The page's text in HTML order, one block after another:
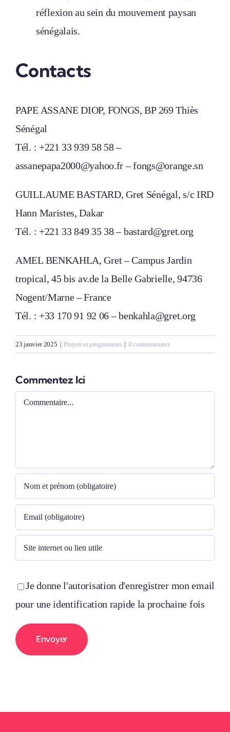
réflexion au sein du mouvement paysan
sénégalais.
Contacts
PAPE ASSANE DIOP, FONGS, BP 269 Thiès
Sénégal
Tél. : +221 33 939 58 58 –
assanepapa2000@yahoo.fr – fongs@orange.sn
GUILLAUME BASTARD, Gret Sénégal, s/c IRD
Hann Maristes, Dakar
Tél. : +221 33 849 35 38 – bastard@gret.org
AMEL BENKAHLA, Gret – Campus Jardin
tropical, 45 bis av.de la Belle Gabrielle, 94736
Nogent/Marne – France
Tél. : +33 170 91 92 06 – benkahla@gret.org
23 janvier 2025 | Projets et programmes | 0 commentaires
Commentez Ici
Comment
Je donne l'autorisation d'enregistrer mon email
pour une identification rapide la prochaine fois